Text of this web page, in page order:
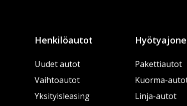
Henkilöautot
Uudet autot
Vaihtoautot
Yksityisleasing
Pakettiautot
Kuorma-
Linja-autot